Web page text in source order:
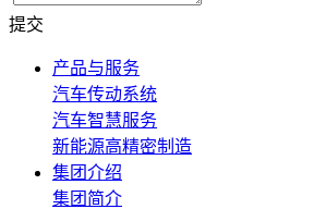
提交
产品与服务
汽车传动系统
汽车智慧服务
新能源高精密制造
集团介绍
集团简介